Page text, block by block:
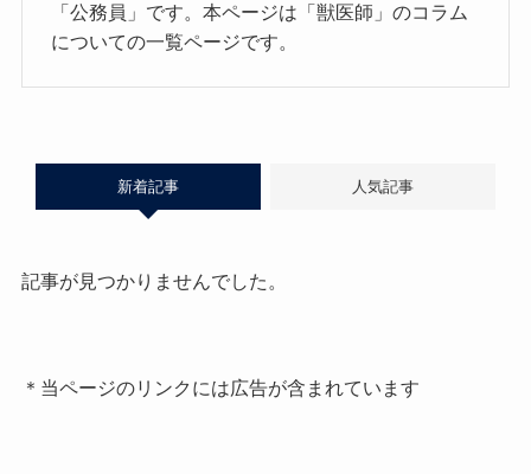
「公務員」です。本ページは「獣医師」のコラム
についての一覧ページです。
新着記事 人気記事
記事が見つかりませんでした。
＊当ページのリンクには広告が含まれています